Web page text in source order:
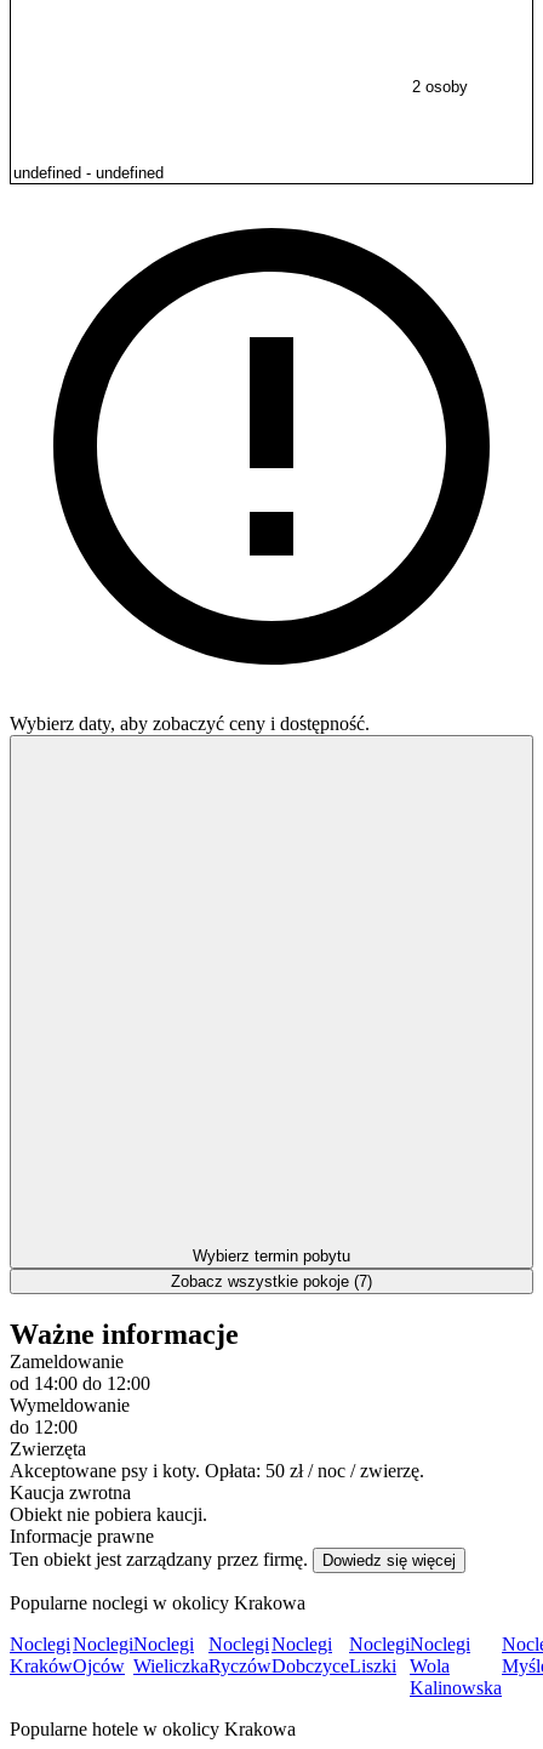
2 osoby
Wybierz daty, aby zobaczyć ceny i dostępność.
Wybierz termin pobytu
Zobacz wszystkie pokoje (7)
Ważne informacje
Zameldowanie
od 14:00 do 12:00
Wymeldowanie
do 12:00
Zwierzęta
Akceptowane psy i koty. Opłata: 50 zł / noc / zwierzę.
Kaucja zwrotna
Obiekt nie pobiera kaucji.
Informacje prawne
Ten obiekt jest zarządzany przez firmę.
Dowiedz się więcej
Popularne noclegi w okolicy Krakowa
Noclegi
Kraków
Noclegi
Ojców
Noclegi
Wieliczka
Noclegi
Ryczów
Noclegi
Dobczyce
Noclegi
Liszki
Noclegi
Wola
Kalinowska
Popularne hotele w okolicy Krakowa